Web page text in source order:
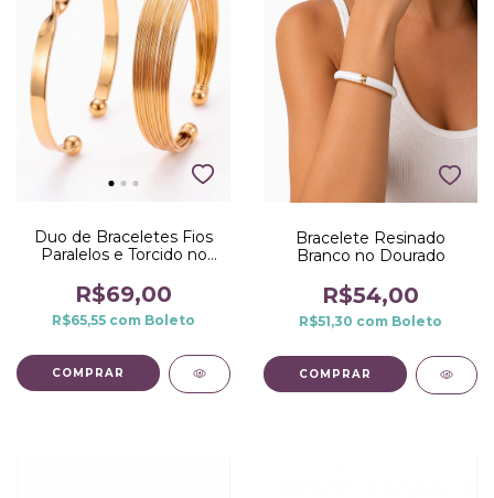
Duo de Braceletes Fios
Paralelos e Torcido no
R$69,00
R$65,55 com Boleto
Bracelete Resinado
Branco no Dourado
R$54,00
R$51,30 com Boleto